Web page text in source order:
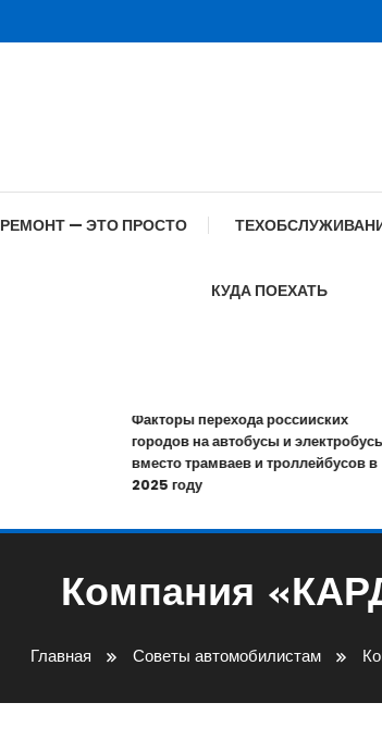
РЕМОНТ — ЭТО ПРОСТО
КУДА ПОЕХАТЬ
Факторы перехода российских
городов на автобусы и электробусы
вместо трамваев и троллейбусов в
2025 году
Компания
Главная Советы автомобилистам